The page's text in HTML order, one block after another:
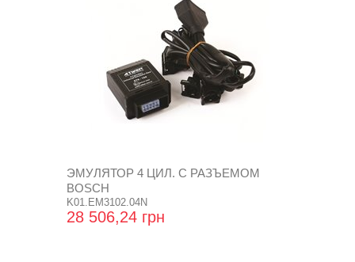
ЭМУЛЯТОР 4 ЦИЛ. С РАЗЪЕМОМ
BOSCH
K01.EM3102.04N
28 506,24 грн